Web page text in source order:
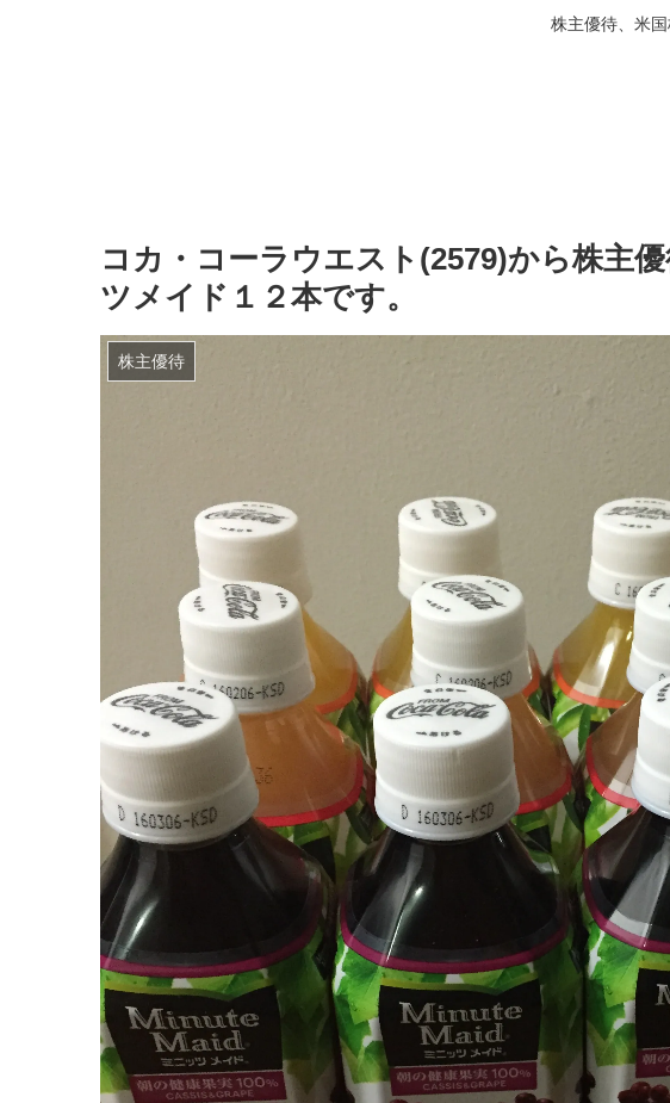
株主優待、米
コカ・コーラウエスト(2579)から株主
ツメイド１２本です。
株主優待